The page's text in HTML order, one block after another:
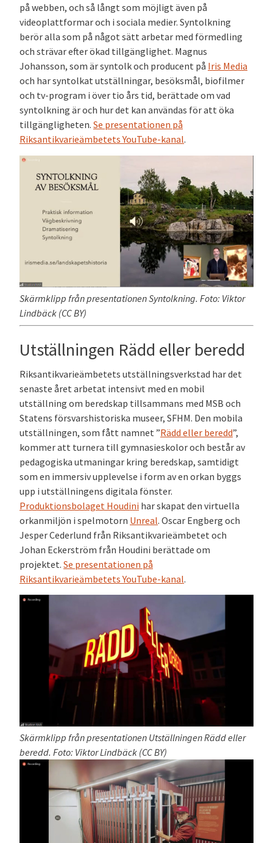
på webben, och så långt som möjligt även på
videoplattformar och i sociala medier. Syntolkning
berör alla som på något sätt arbetar med förmedling
och strävar efter ökad tillgänglighet. Magnus
Johansson, som är syntolk och producent på Iris Media
och har syntolkat utställningar, besöksmål, biofilmer
och tv-program i över tio års tid, berättade om vad
syntolkning är och hur det kan användas för att öka
tillgängligheten. Se presentationen på
Riksantikvarieämbetets YouTube-kanal.
Skärmklipp från presentationen Syntolkning. Foto: Viktor
Lindbäck (CC BY)
Utställningen Rädd eller beredd
Riksantikvarieämbetets utställningsverkstad har det
senaste året arbetat intensivt med en mobil
utställning om beredskap tillsammans med MSB och
Statens försvarshistoriska museer, SFHM. Den mobila
utställningen, som fått namnet ”Rädd eller beredd”,
kommer att turnera till gymnasieskolor och består av
pedagogiska utmaningar kring beredskap, samtidigt
som en immersiv upplevelse i form av en orkan byggs
upp i utställningens digitala fönster.
Produktionsbolaget Houdini har skapat den virtuella
orkanmiljön i spelmotorn Unreal. Oscar Engberg och
Jesper Cederlund från Riksantikvarieämbetet och
Johan Eckerström från Houdini berättade om
projektet. Se presentationen på
Riksantikvarieämbetets YouTube-kanal.
Skärmklipp från presentationen Utställningen Rädd eller
beredd. Foto: Viktor Lindbäck (CC BY)